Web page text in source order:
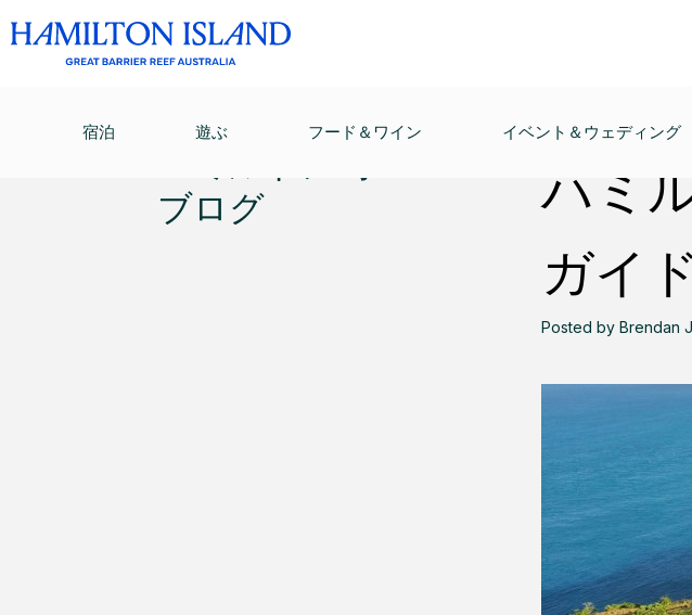
宿泊 遊ぶ フード＆ワイン イベント＆ウェディング
ハミルトン島
ブログ
ハミ
ガイド
Posted by Brendan